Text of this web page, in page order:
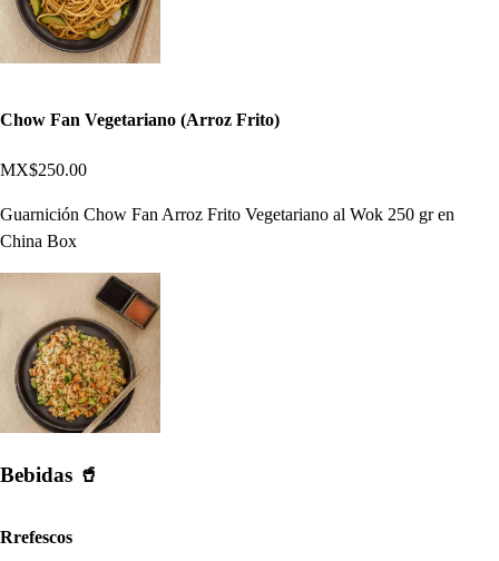
Chow Fan Vegetariano (Arroz Frito)
MX$250.00
Guarnición Chow Fan Arroz Frito Vegetariano al Wok 250 gr en
China Box
Bebidas 🥤
Rrefescos